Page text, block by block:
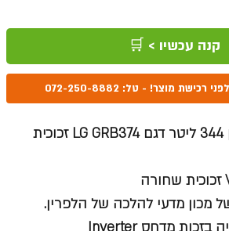
קנה עכשיו > 🛒
מוצר! - טל: 072-250-8882
מקרר מקפיא תחתון 344 ליטר דגם LG GRB374 זכוכית
זכוכית שחורה
מכון מדעי להלכה של הלפרין.
מקרר חסכוני באנרגיה בזכות מדחס Inverter